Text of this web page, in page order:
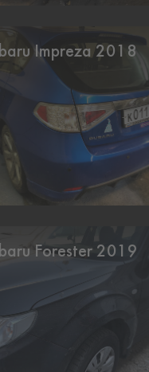
Impreza 2018
Forester 2019